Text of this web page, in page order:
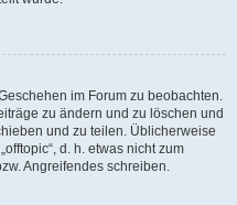
im Forum zu beobachten.
zu ändern und zu löschen und
und zu teilen. Üblicherweise
d. h. etwas nicht zum
Angreifendes schreiben.